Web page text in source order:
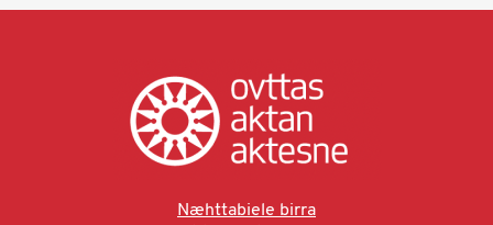
Næhttabiele birra